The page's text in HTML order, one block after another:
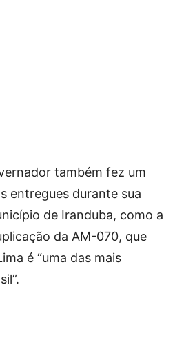
também fez um
entregues durante sua
de Iranduba, como a
da AM-070, que
é “uma das mais